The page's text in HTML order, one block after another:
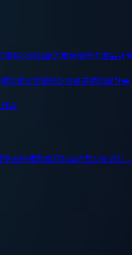
麼選文獻回顧怎麼做問卷怎麼設計
補助核定金額統計各產業補助統計👑
台
史政府補助案資料庫完整功能對比